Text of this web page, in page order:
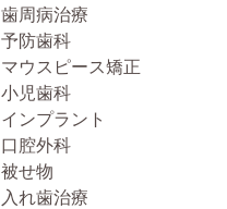
歯周病治療
予防歯科
マウスピース矯正
小児歯科
インプラント
口腔外科
被せ物
入れ歯治療